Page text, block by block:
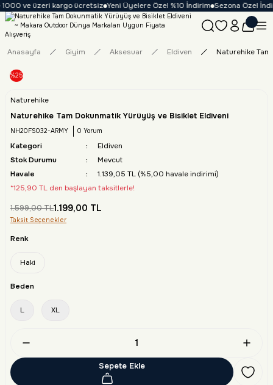
ve üzeri kargo ücretsiz Yeni Üyelere Özel %10 İndirim Sezona Özel
Anasayfa Giyim Aksesuar Eldiven Naturehike
%25
Naturehike
Naturehike Tam Dokunmatik Yürüyüş ve Bisiklet Eldiveni
NH20FS032-ARMY 0 Yorum
Kategori
Eldiven
Stok Durumu
Mevcut
Havale
1.139,05 TL (%5,00 havale indirimi)
*125,90 TL den başlayan taksitlerle!
1.599,00 TL1.199,00 TL
Taksit Seçenekler
Renk
Haki
Beden
L XL
Sepete Ekle